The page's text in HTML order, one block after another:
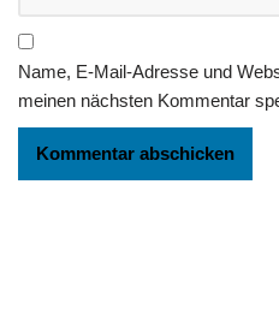
Name, E-Mail-Adresse und
meinen nächsten Kommentar